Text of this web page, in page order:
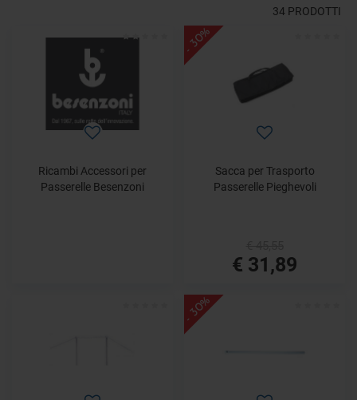
34 PRODOTTI
Ricambi Accessori per
Passerelle Besenzoni
- 30%
Sacca per Trasporto
Passerelle Pieghevoli
€ 31,89
- 30%